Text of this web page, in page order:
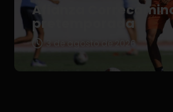
Afianza
pretemporada
3 de agosto de 2026